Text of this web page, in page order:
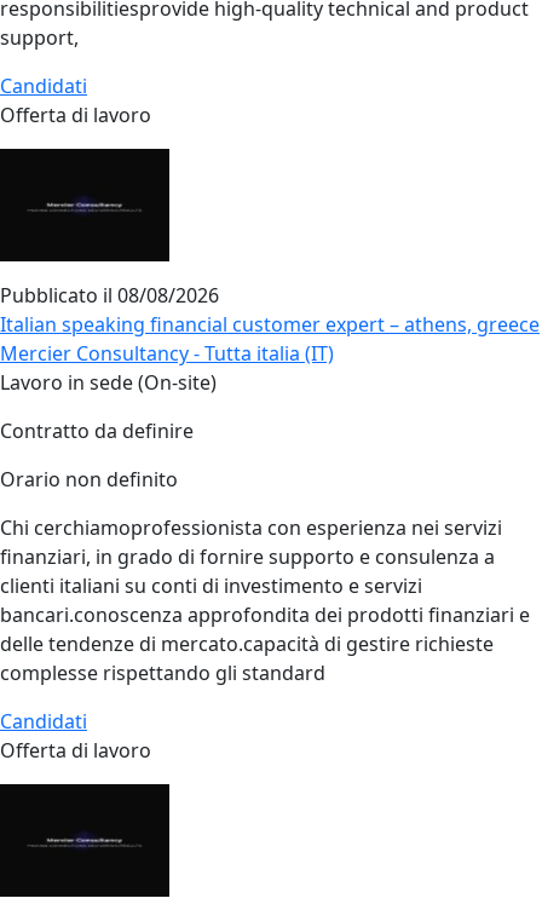
responsibilitiesprovide high‑quality technical and product
support,
Candidati
Offerta di lavoro
Pubblicato il 08/08/2026
Italian speaking financial customer expert – athens, greece
Mercier Consultancy - Tutta italia (IT)
Lavoro in sede (On-site)
Contratto da definire
Orario non definito
Chi cerchiamoprofessionista con esperienza nei servizi
finanziari, in grado di fornire supporto e consulenza a
clienti italiani su conti di investimento e servizi
bancari.conoscenza approfondita dei prodotti finanziari e
delle tendenze di mercato.capacità di gestire richieste
complesse rispettando gli standard
Candidati
Offerta di lavoro